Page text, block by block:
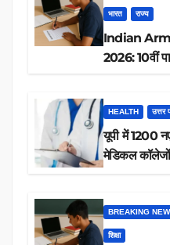
भारत राज्य
Indian
2026: 10वीं
HEALTH उत्तर
यूपी में 1200
मेडिकल कॉलेजों
BREAKING
शिक्षा